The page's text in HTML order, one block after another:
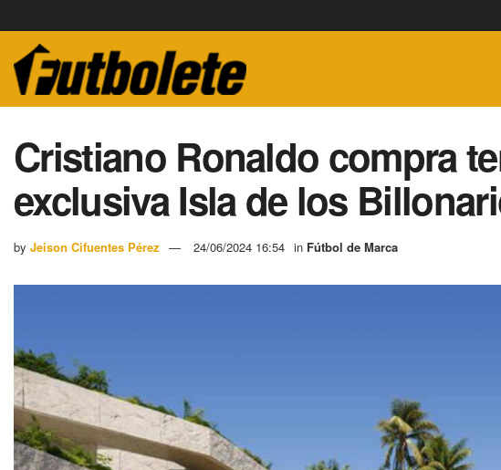
Cristiano Ronaldo compra
exclusiva Isla de los
by Jeison Cifuentes Pérez 24/06/2024 16:54 in Fútbol de Marca